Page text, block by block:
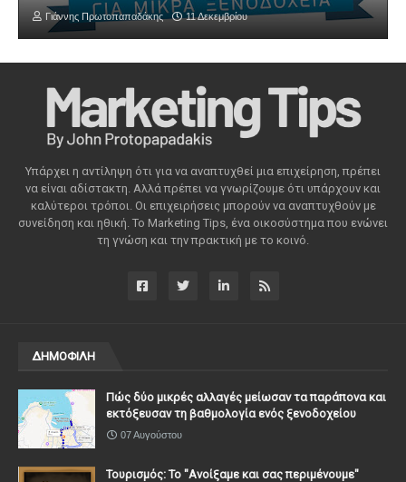
Γιάννης Πρωτοπαπαδάκης 11 Δεκεμβρίου
Υπάρχει η αντίληψη ότι για να αναπτυχθεί μια επιχείρηση, πρέπει
να είναι αδίστακτη. Αλλά πρέπει να γνωρίζουμε ότι υπάρχουν και
καλύτεροι τρόποι. Οι επιχειρήσεις μπορούν να αναπτυχθούν με
συνείδηση ​​και ηθική. Το Marketing Tips, ένα οικοσύστημα που ενώνει
τη γνώση και την πρακτική με το κοινό.
ΔΗΜΟΦΙΛΗ
Πώς δύο μικρές αλλαγές μείωσαν τα παράπονα και
εκτόξευσαν τη βαθμολογία ενός ξενοδοχείου
07 Αυγούστου
Τουρισμός: Το "Ανοίξαμε και σας περιμένουμε"